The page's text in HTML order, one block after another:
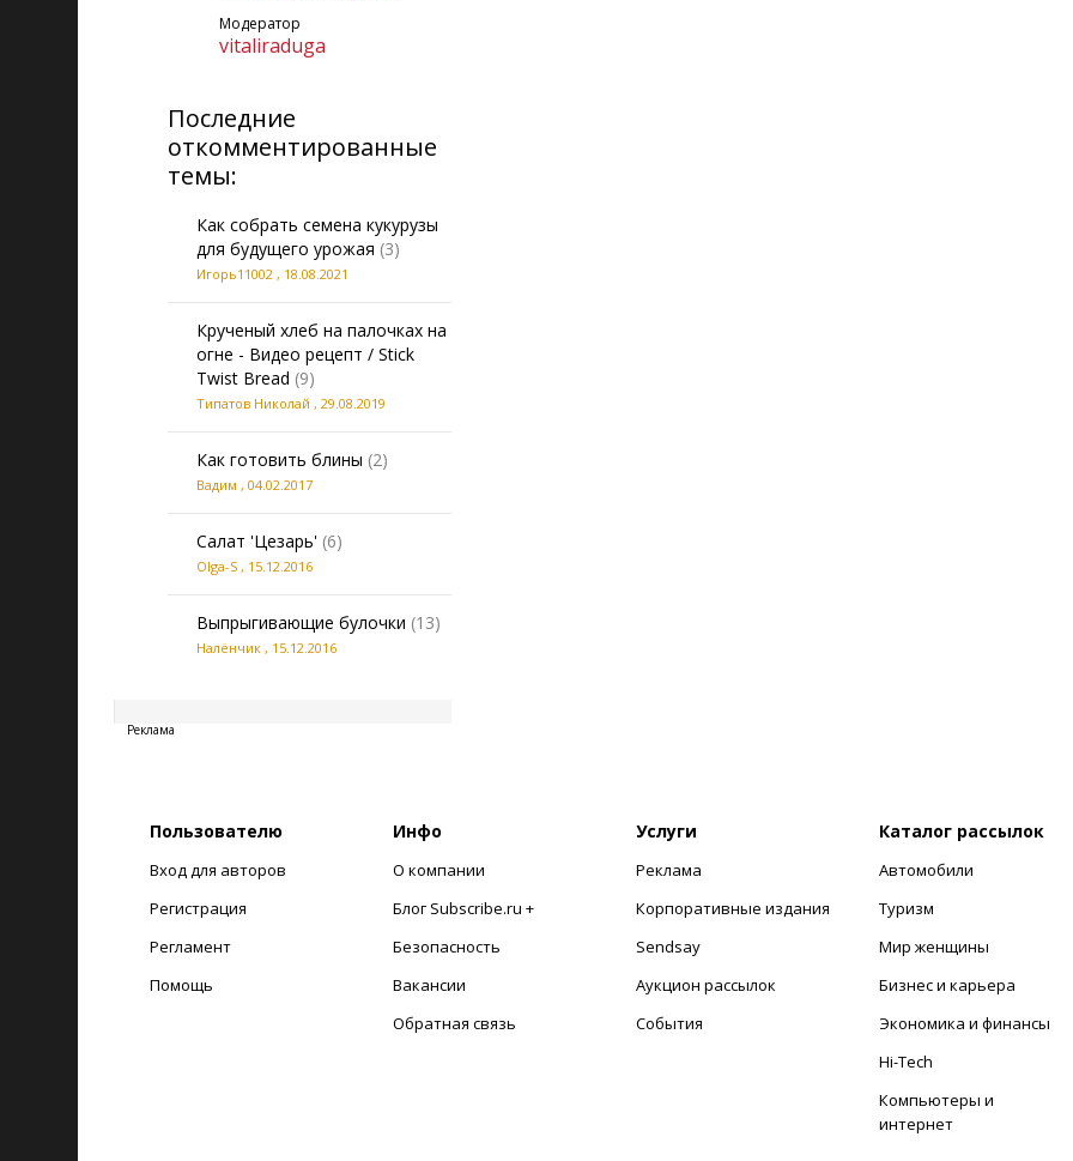
Модератор
vitaliraduga
Последние
откомментированные
темы:
Как собрать семена кукурузы
для будущего урожая (3)
Игорь11002 , 18.08.2021
Крученый хлеб на палочках на
огне - Видео рецепт / Stick
Twist Bread (9)
Типатов Николай , 29.08.2019
Как готовить блины (2)
Вадим , 04.02.2017
Салат 'Цезарь' (6)
Olga-S , 15.12.2016
Выпрыгивающие булочки (13)
Налёнчик , 15.12.2016
Реклама
Пользователю
Вход для авторов
Регистрация
Регламент
Помощь
Инфо
О компании
Блог Subscribe.ru +
Безопасность
Вакансии
Обратная связь
Услуги
Реклама
Корпоративные издания
Sendsay
Аукцион рассылок
События
Каталог рассылок
Автомобили
Туризм
Мир женщины
Бизнес и карьера
Экономика и финансы
Hi-Tech
Компьютеры и
интернет